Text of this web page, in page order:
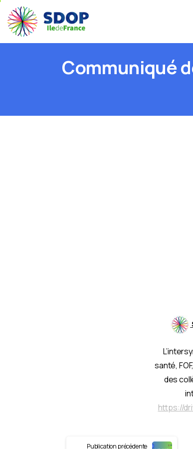
Communiqué
santé,
des
https://
Publication précédente